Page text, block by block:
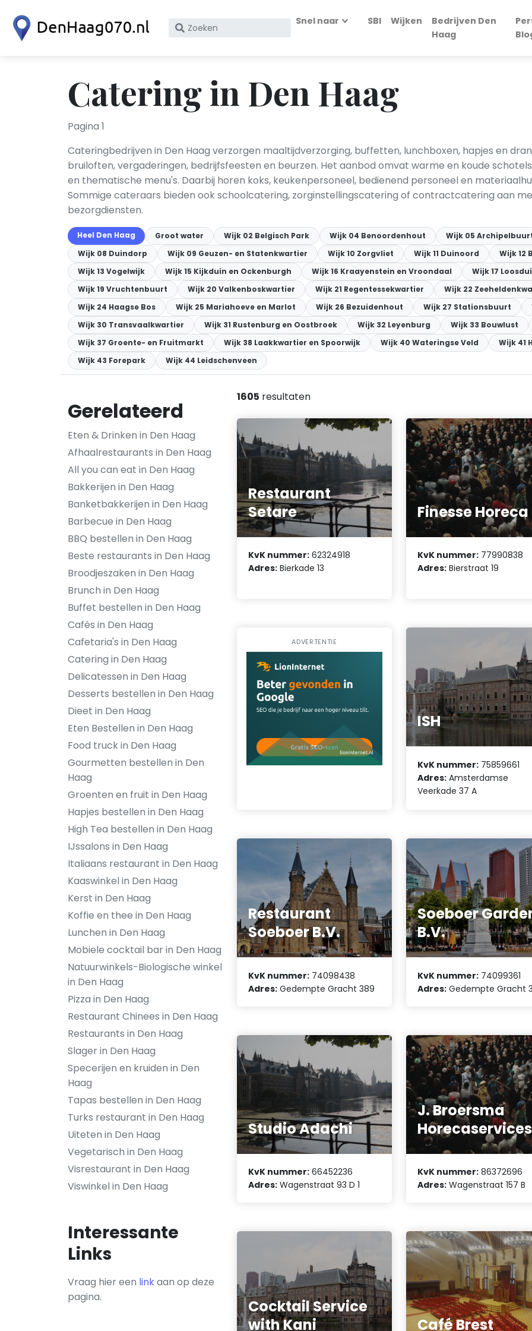
Zoek
KvK
nummer
Snel naar SBI Wijken
Bedrijven Den
Haag
Catering in Den Haag
Pagina 1
Cateringbedrijven in Den Haag verzorgen maaltijdverzorging, buffetten, lunchboxen, hapjes en
bruiloften, vergaderingen, bedrijfsfeesten en beurzen. Het aanbod omvat warme en koude
en thematische menu's. Daarbij horen koks, keukenpersoneel, bedienend personeel en
Sommige cateraars bieden ook schoolcatering, zorginstellingscatering of contractcatering aan
bezorgdiensten.
Heel Den Haag Groot water Wijk 02 Belgisch Park Wijk 04 Benoordenhout
Wijk 05
Wijk 08 Duindorp
Wijk 09 Geuzen- en Statenkwartier Wijk 10 Zorgvliet Wijk 11 Duinoord
Wijk 12
Wijk 13 Vogelwijk
Wijk 15 Kijkduin en Ockenburgh Wijk 16 Kraayenstein en Vroondaal
Wijk 17
Wijk 19 Vruchtenbuurt
Wijk 20 Valkenboskwartier Wijk 21 Regentessekwartier
Wijk 22
Wijk 24 Haagse Bos
Wijk 25 Mariahoeve en Marlot Wijk 26 Bezuidenhout Wijk 27 Stationsbuurt
Wijk 30 Transvaalkwartier
Wijk 31 Rustenburg en Oostbroek Wijk 32 Leyenburg
Wijk 33 Bouwlust
Wijk 37 Groente- en Fruitmarkt
Wijk 38 Laakkwartier en Spoorwijk Wijk 40 Wateringse Veld
Wijk 41
Wijk 43 Forepark
Wijk 44 Leidschenveen
Gerelateerd
Eten & Drinken in Den Haag
Afhaalrestaurants in Den Haag
All you can eat in Den Haag
Bakkerijen in Den Haag
Banketbakkerijen in Den Haag
Barbecue in Den Haag
BBQ bestellen in Den Haag
Beste restaurants in Den Haag
Broodjeszaken in Den Haag
Brunch in Den Haag
Buffet bestellen in Den Haag
Cafés in Den Haag
Cafetaria's in Den Haag
Catering in Den Haag
Delicatessen in Den Haag
Desserts bestellen in Den Haag
Dieet in Den Haag
Eten Bestellen in Den Haag
Food truck in Den Haag
Gourmetten bestellen in Den
Haag
Groenten en fruit in Den Haag
Hapjes bestellen in Den Haag
High Tea bestellen in Den Haag
IJssalons in Den Haag
Italiaans restaurant in Den Haag
Kaaswinkel in Den Haag
Kerst in Den Haag
Koffie en thee in Den Haag
Lunchen in Den Haag
Mobiele cocktail bar in Den Haag
Natuurwinkels-Biologische winkel
in Den Haag
Pizza in Den Haag
Restaurant Chinees in Den Haag
Restaurants in Den Haag
Slager in Den Haag
Specerijen en kruiden in Den
Haag
Tapas bestellen in Den Haag
Turks restaurant in Den Haag
Uiteten in Den Haag
Vegetarisch in Den Haag
Visrestaurant in Den Haag
Viswinkel in Den Haag
Interessante
Links
Vraag hier een linkaan op deze
pagina.
1605 resultaten
Restaurant
Setare
KvK nummer: 62324918
Adres: Bierkade 13
Finesse Horeca
KvK nummer: 77990838
Adres: Bierstraat 19
ADVERTENTIE
ISH
KvK nummer: 75859661
Adres: Amsterdamse
Veerkade 37 A
Restaurant
Soeboer B.V.
KvK nummer: 74098438
Adres: Gedempte Gracht 389
Soeboer
B.V.
KvK nummer: 74099361
Adres: Gedempte Gracht
Studio Adachi
KvK nummer: 66452236
Adres: Wagenstraat 93 D 1
J. Broersma
Horecaservices
KvK nummer: 86372696
Adres: Wagenstraat 157 B
Cocktail Service
with Kani
Café Brest